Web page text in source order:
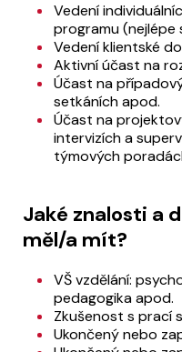
Vedení
programu
Vedení klientské
Aktivní účast na
Účast na
setkáních apod.
Účast na
intervizích a
týmových
Jaké znalosti a
měl/a mít?
VŠ vzdělání:
pedagogika apod.
Zkušenost s prací
Ukončený nebo